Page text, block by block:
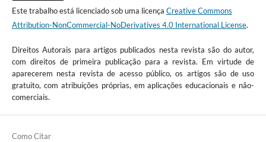
Este trabalho está licenciado sob uma licença Creative Commons
Attribution-NonCommercial-NoDerivatives 4.0 International License.
Direitos Autorais para artigos publicados nesta revista são do autor,
com direitos de primeira publicação para a revista. Em virtude de
aparecerem nesta revista de acesso público, os artigos são de uso
gratuito, com atribuições próprias, em aplicações educacionais e não-
comerciais.
Como Citar